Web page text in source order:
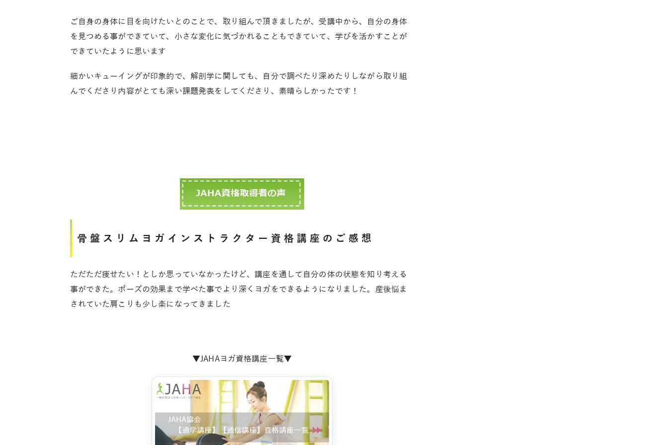
ご自身の身体に目を向けたいとのことで、取り組んで頂きましたが、受講中から、自分の身体
を見つめる事ができていて、小さな変化に気づかれることもできていて、学びを活かすことが
できていたように思います
細かいキューイングが印象的で、解剖学に関しても、自分で調べたり深めたりしながら取り組
んでくださり内容がとても深い課題発表をしてくださり、素晴らしかったです！
骨盤スリムヨガインストラクター資格講座のご感想
ただただ痩せたい！としか思っていなかったけど、講座を通して自分の体の状態を知り考える
事ができた。ポーズの効果まで学べた事でより深くヨガをできるようになりました。産後悩ま
されていた肩こりも少し楽になってきました
▼JAHAヨガ資格講座一覧▼